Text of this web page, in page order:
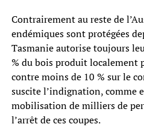
Contrairement au reste de
endémiques sont protégées
Tasmanie autorise toujours
% du bois produit localement
contre moins de 10 % sur le
suscite l’indignation, comme
mobilisation de milliers de
l’arrêt de ces coupes.